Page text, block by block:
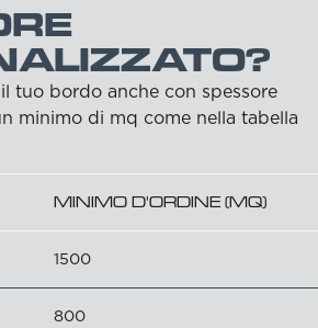
tuo bordo anche con spessore
minimo di mq come nella tabella
MINIMO D'ORDINE (MQ)
1500
800